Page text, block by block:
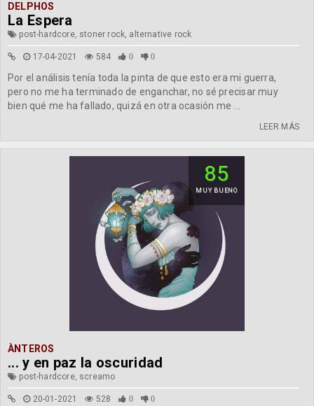
DELPHOS
La Espera
post-hardcore, stoner rock, alternative rock
17-04-2021 584 0 0
Por el análisis tenía toda la pinta de que esto era mi guerra,
pero no me ha terminado de enganchar, no sé precisar muy
bien qué me ha fallado, quizá en otra ocasión me ...
LEER MÁS
85
MUY BUENO
ÀNTEROS
... y en paz la oscuridad
post-hardcore, screamo
20-01-2021 528 0 0